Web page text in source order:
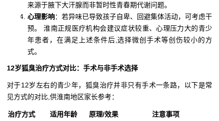
来源于腋下大汗腺而非暂时性青春期代谢问题。
心理影响：若异味已导致孩子自卑、回避集体活动，可考虑干
预。 淮南正规医疗机构会建议症状较重、心理压力大的青少
年患者，在满足上述条件后,选择微创手术等创伤较小的方
式。
12岁狐臭治疗方式对比：手术与非手术选择
对于12岁左右的青少年，狐臭治疗并非只有手术一条路，以下是常
见方式的对比,供淮南地区家长参考：
治疗方式 适用年龄 原理/效果
注意事项